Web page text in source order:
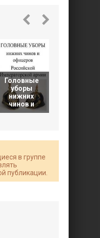
Головные
уборы
нижних
чинов и
в группе
публикации.